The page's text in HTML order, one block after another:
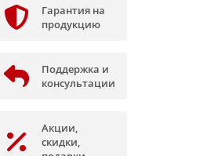
Гарантия на
продукцию
Поддержка и
консультации
Акции,
скидки,